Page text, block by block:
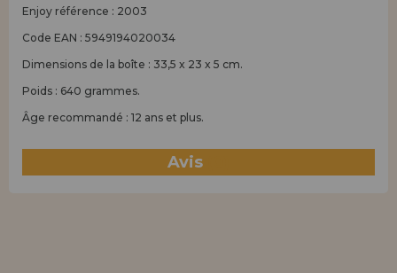
Enjoy référence : 2003
Code EAN : 5949194020034
Dimensions de la boîte : 33,5 x 23 x 5 cm.
Poids : 640 grammes.
Âge recommandé : 12 ans et plus.
Avis